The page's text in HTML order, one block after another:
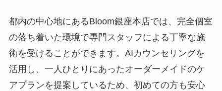
都内の中心地にあるBloom銀座本店では、完全個室
の落ち着いた環境で専門スタッフによる丁寧な施
術を受けることができます。AIカウンセリングを
活用し、一人ひとりにあったオーダーメイドのケ
アプランを提案しているため、初めての方も安心